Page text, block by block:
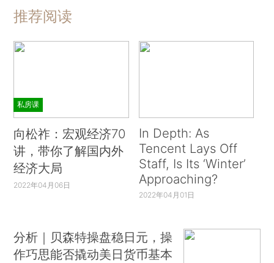
推荐阅读
私房课
向松祚：宏观经济70
讲，带你了解国内外
经济大局
2022年04月06日
In Depth: As
Tencent Lays Off
Staff, Is Its ‘Winter’
Approaching?
2022年04月01日
分析｜贝森特操盘稳日元，操
作巧思能否撬动美日货币基本